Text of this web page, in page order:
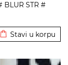
BLUR STR #
Stavi u korpu